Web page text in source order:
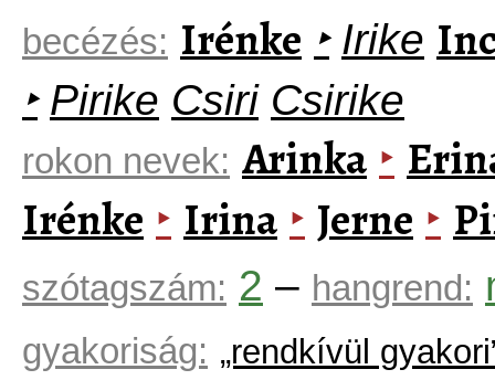
becézés: Irénke ‣ Irike
‣ Pirike Csiri Csirike
rokon nevek: Arinka ‣
Irénke ‣ Irina ‣ Jerne ‣
szótagszám: 2 – hangrend:
gyakoriság: „rendkívül